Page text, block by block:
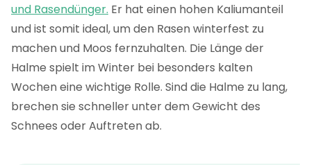
und Rasendünger. Er hat einen hohen Kaliumanteil
und ist somit ideal, um den Rasen winterfest zu
machen und Moos fernzuhalten. Die Länge der
Halme spielt im Winter bei besonders kalten
Wochen eine wichtige Rolle. Sind die Halme zu lang,
brechen sie schneller unter dem Gewicht des
Schnees oder Auftreten ab.